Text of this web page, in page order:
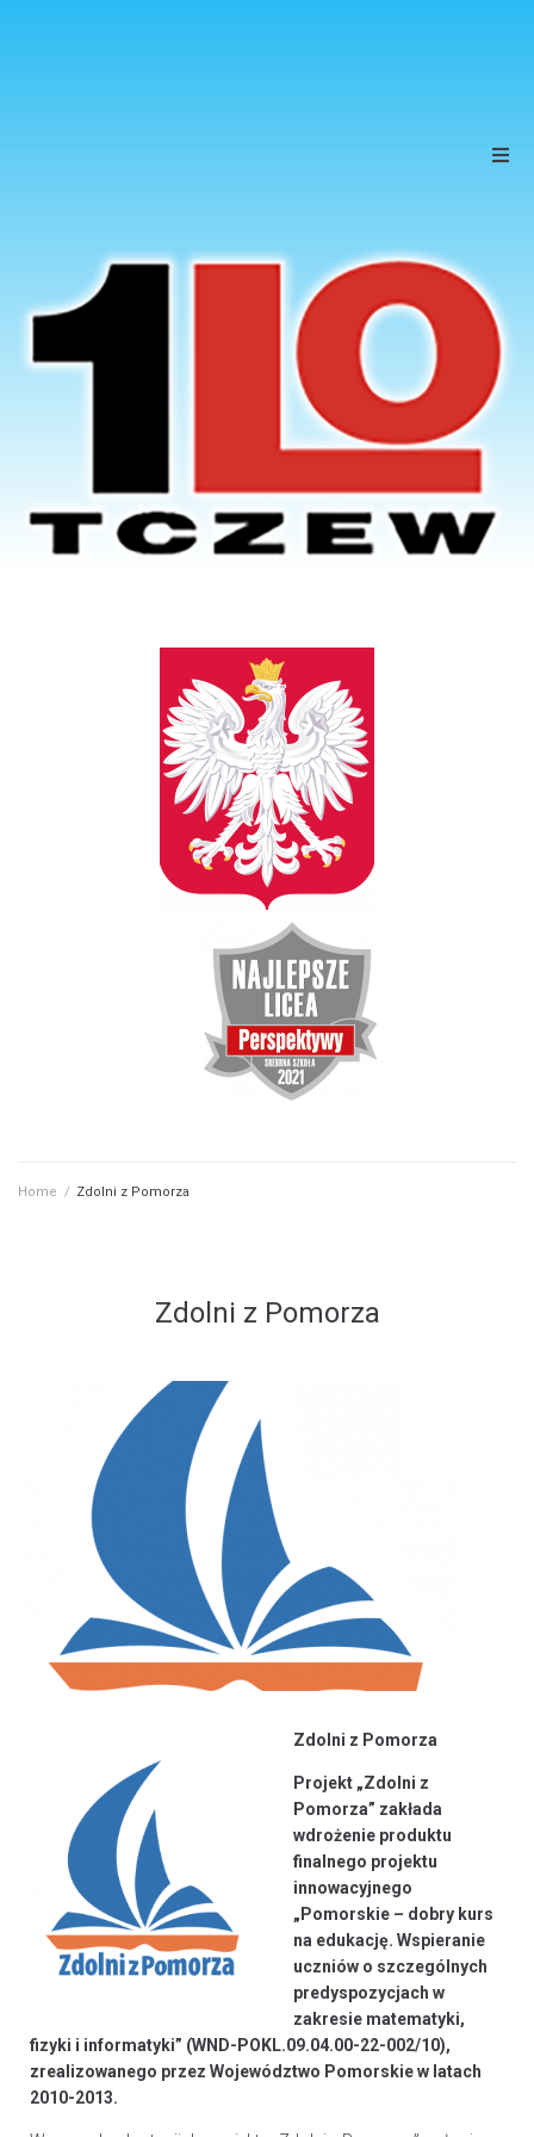
Uczniowie
Home / Zdolni z Pomorza
Zdolni z Pomorza
Zdolni z Pomorza
Projekt „Zdolni z
Pomorza” zakłada
wdrożenie produktu
finalnego projektu
innowacyjnego
„Pomorskie – dobry kurs
na edukację. Wspieranie
uczniów o szczególnych
predyspozycjach w
zakresie matematyki,
fizyki i informatyki” (WND-POKL.09.04.00-22-002/10),
zrealizowanego przez Województwo Pomorskie w latach
2010-2013.